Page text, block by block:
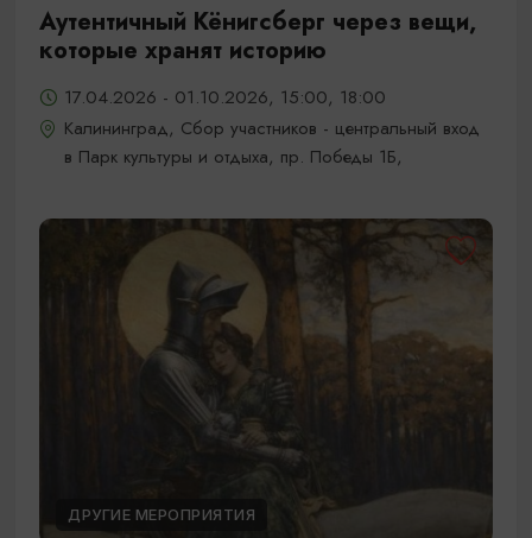
Аутентичный Кёнигсберг через вещи,
которые хранят историю
17.04.2026 - 01.10.2026, 15:00, 18:00
Калининград, Сбор участников - центральный вход
в Парк культуры и отдыха, пр. Победы 1Б,
ДРУГИЕ МЕРОПРИЯТИЯ